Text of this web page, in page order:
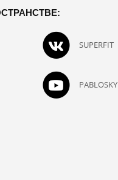
SUPERFIT
PABLOSKY